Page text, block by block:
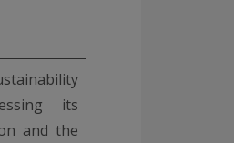
its
and the